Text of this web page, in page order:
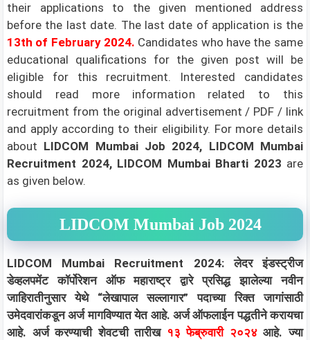
their applications to the given mentioned address
before the last date. The last date of application is the
13th of February 2024. Candidates who have the same
educational qualifications for the given post will be
eligible for this recruitment. Interested candidates
should read more information related to this
recruitment from the original advertisement / PDF / link
and apply according to their eligibility. For more details
about LIDCOM Mumbai Job 2024, LIDCOM Mumbai
Recruitment 2024, LIDCOM Mumbai Bharti 2023 are
as given below.
LIDCOM Mumbai Job 2024
LIDCOM Mumbai Recruitment 2024: लेदर इंडस्ट्रीज
डेव्हलपमेंट कॉर्पोरेशन ऑफ महाराष्ट्र द्वारे प्रसिद्ध झालेल्या नवीन
जाहिरातीनुसार येथे “लेखापाल सल्लागार” पदाच्या रिक्त जागांसाठी
उमेदवारांकडून अर्ज मागविण्यात येत आहे. अर्ज ऑफलाईन पद्धतीने करायचा
आहे. अर्ज करण्याची शेवटची तारीख १३ फेब्रुवारी २०२४आहे. ज्या